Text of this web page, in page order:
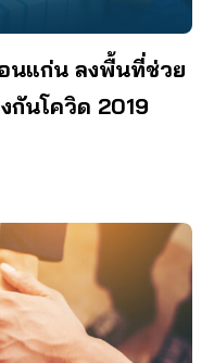
นแก่น ลงพื้นที่ช่วย
กันโควิด 2019